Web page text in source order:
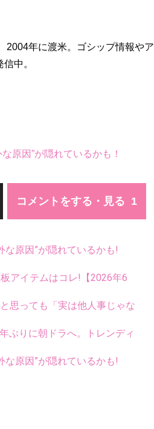
2004年に渡米。ゴシップ情報やア
中。
原因”が隠れているかも！
コメントをする・見る
原因”が隠れているかも!
アイテムはコレ!【2026年6
思っても「実は他人事じゃな
ぶりに朝ドラへ。トレンディ
原因”が隠れているかも!